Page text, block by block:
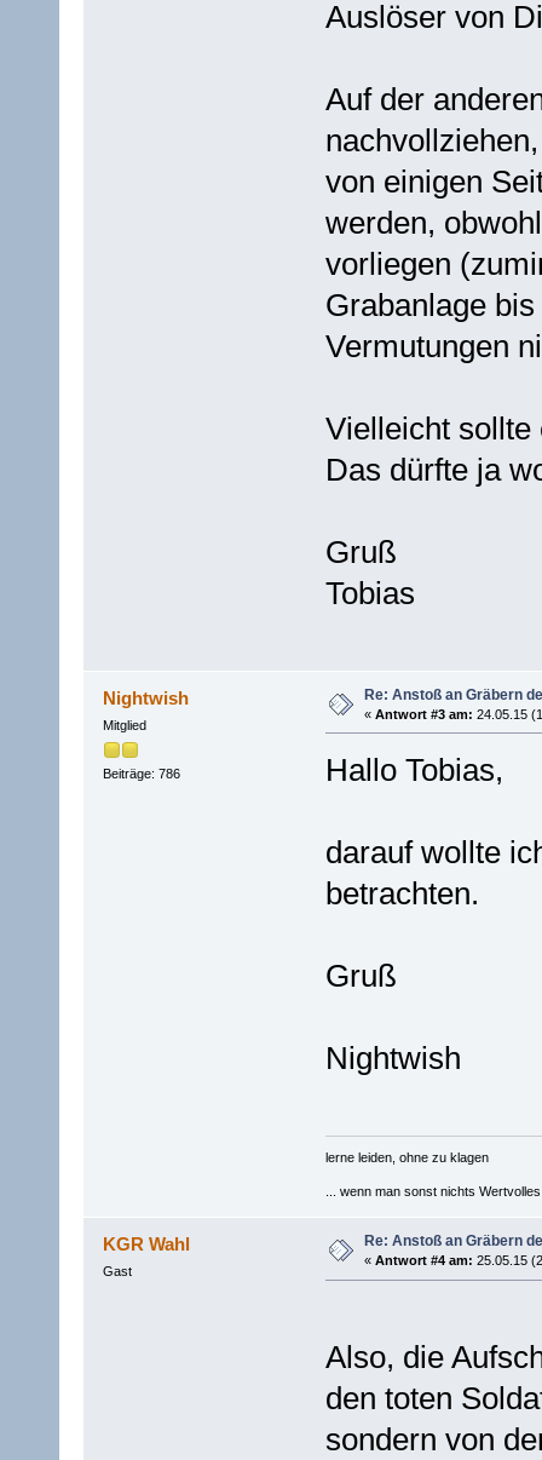
Auslöser von
Auf der
von einigen
werden,
vorliegen
Grabanlage
Vermutungen
Vielleicht sollte
Das dürfte ja
Gruß
Tobias
Nightwish
Mitglied
Beiträge: 786
Re: Anstoß an Gräbern
« Antwort #3 am: 24.05.15
Hallo Tobias,
darauf wollte
betrachten.
Gruß
Nightwish
lerne leiden, ohne zu klagen
... wenn man sonst nichts
KGR Wahl
Gast
Re: Anstoß an Gräbern
« Antwort #4 am: 25.05.15
Also, die
den toten
sondern von